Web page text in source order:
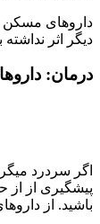
داروهای مسکن
دیگر اثر نداشته
درمان:
اگر سردرد
پیشگیری از از
باشید. از